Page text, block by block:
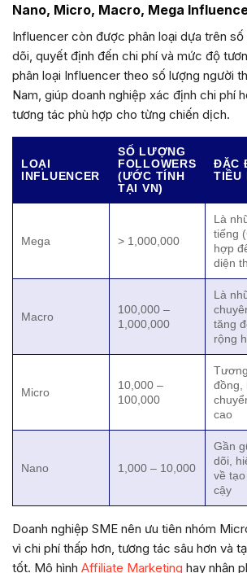
Nano, Micro, Macro, Mega
Influencer còn được phân loại dựa trên
dõi, quyết định đến chi phí và mức độ
phân loại Influencer theo số lượng người
Nam, giúp doanh nghiệp xác định chi phí
tương tác phù hợp cho từng chiến dịch.
LOẠI
INFLUENCER
SỐ LƯỢNG
FOLLOWERS
(ƯỚC TÍNH
TẠI VN)
ĐẶC
TIÊU
Mega > 1,000,000
Là
tiếng
hợp
diện
Macro
100,000 –
1,000,000
Là
tăng
rộng
Micro
10,000 –
100,000
đồng,
cao
Nano 1,000 – 10,000
Gần
dõi,
về
cậy
Doanh nghiệp SME nên ưu tiên nhóm
vì chi phí thấp hơn, tương tác sâu hơn và
tốt. Mô hình Affiliate Marketing hay nhận